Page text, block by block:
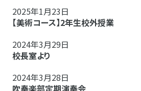
2025年1月23日
【美術コース】2年生校外授業
2024年3月29日
校長室より
2024年3月28日
吹奏楽部定期演奏会